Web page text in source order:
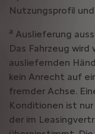
Nutzungsprofil
a Auslieferung
Das Fahrzeug
ausliefernden
kein Anrecht auf
fremder Achse.
Konditionen ist
der im